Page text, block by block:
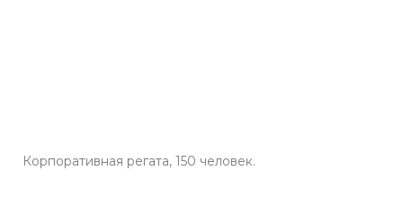
Корпоративная регата, 150 человек.